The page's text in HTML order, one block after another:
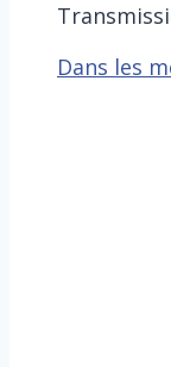
Dans les